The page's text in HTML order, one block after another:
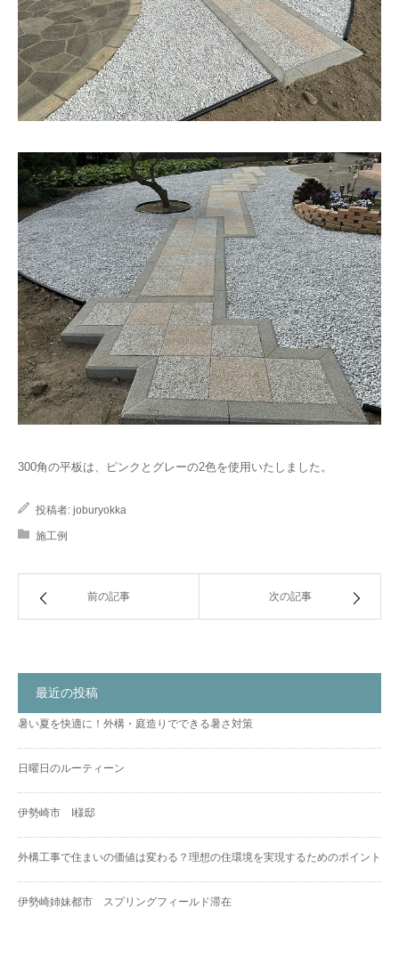
300角の平板は、ピンクとグレーの2色を使用いたしました。
投稿者: joburyokka
施工例
前の記事 次の記事
最近の投稿
暑い夏を快適に！外構・庭造りでできる暑さ対策
日曜日のルーティーン
伊勢崎市 I様邸
外構工事で住まいの価値は変わる？理想の住環境を実現するためのポイント
伊勢崎姉妹都市 スプリングフィールド滞在